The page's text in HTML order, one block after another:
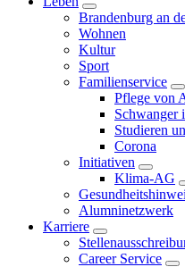
Brandenburg an
Wohnen
Kultur
Sport
Familienservice
Pflege von
Schwanger
Studieren
Corona
Initiativen
Klima-AG
Alumninetzwerk
Karriere
Career Service